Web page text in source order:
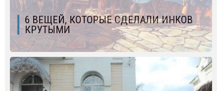
6 ВЕЩЕЙ, КОТОРЫЕ СДЕЛАЛИ ИНКОВ
КРУТЫМИ